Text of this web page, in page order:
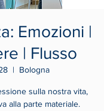
Emozioni |
| Flusso
  |
Bologna
sulla nostra vita,
alla parte materiale.